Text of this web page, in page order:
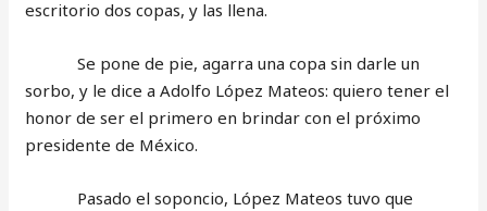
escritorio dos copas, y las llena.
Se pone de pie, agarra una copa sin darle un
sorbo, y le dice a Adolfo López Mateos: quiero tener el
honor de ser el primero en brindar con el próximo
presidente de México.
Pasado el soponcio, López Mateos tuvo que